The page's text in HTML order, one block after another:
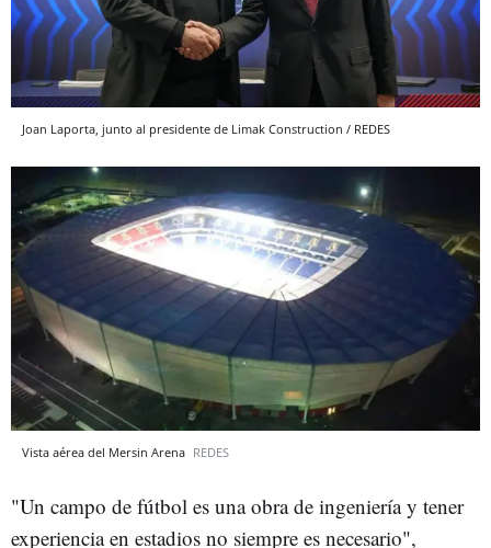
Joan Laporta, junto al presidente de Limak Construction / REDES
Vista aérea del Mersin Arena REDES
"Un campo de fútbol es una obra de ingeniería y tener
experiencia en estadios no siempre es necesario",